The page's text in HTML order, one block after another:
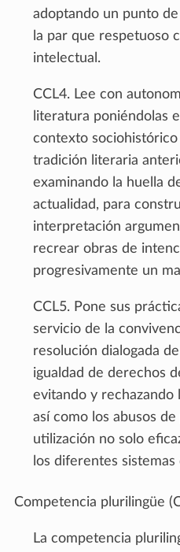
adoptando un punto
la par que respetuoso
intelectual.
CCL4. Lee con
literatura poniéndolas
contexto
tradición literaria
examinando la huella
actualidad, para
interpretación
recrear obras de
progresivamente un
CCL5. Pone sus
servicio de la
resolución dialogada
igualdad de derechos
evitando y rechazando
así como los abusos
utilización no solo
los diferentes
Competencia plurilingüe
La competencia